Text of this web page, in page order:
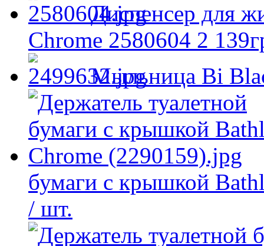
Диспенсер для
Chrome 2580604 2 139
Мыльница Bi
бумаги с крышкой
/ шт.